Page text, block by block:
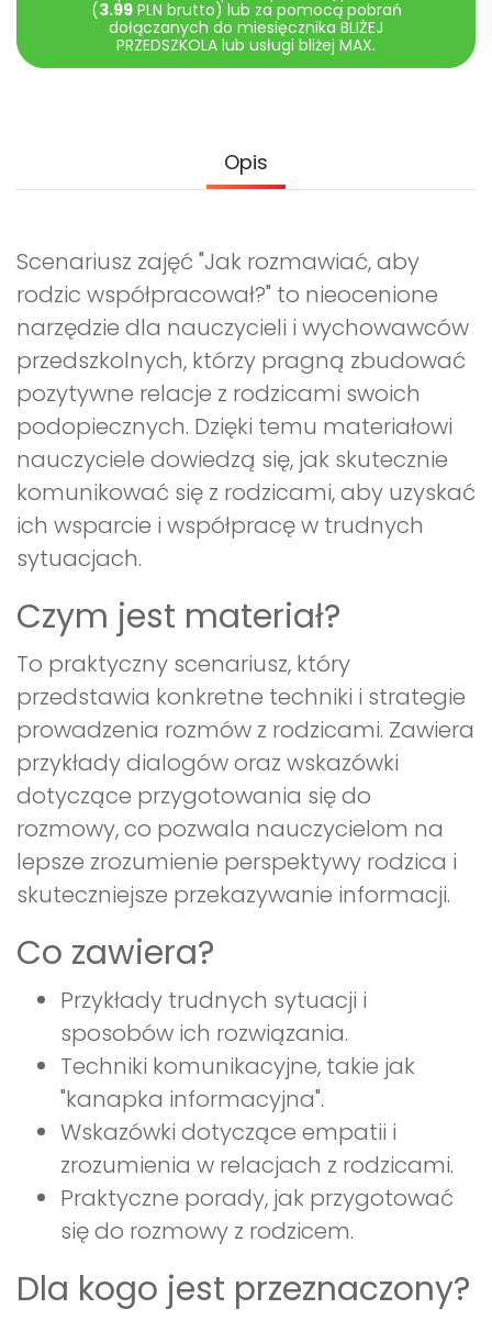
Archiwalne numery
Pomoc
Promocje
(3.99PLN brutto) lub za pomocą pobrań
dołączanych do miesięcznika BLIŻEJ
PRZEDSZKOLA lub usługi bliżej MAX.
Opis
Scenariusz zajęć "Jak rozmawiać, aby
rodzic współpracował?" to nieocenione
narzędzie dla nauczycieli i wychowawców
przedszkolnych, którzy pragną zbudować
pozytywne relacje z rodzicami swoich
podopiecznych. Dzięki temu materiałowi
nauczyciele dowiedzą się, jak skutecznie
komunikować się z rodzicami, aby uzyskać
ich wsparcie i współpracę w trudnych
sytuacjach.
Czym jest materiał?
To praktyczny scenariusz, który
przedstawia konkretne techniki i strategie
prowadzenia rozmów z rodzicami. Zawiera
przykłady dialogów oraz wskazówki
dotyczące przygotowania się do
rozmowy, co pozwala nauczycielom na
lepsze zrozumienie perspektywy rodzica i
skuteczniejsze przekazywanie informacji.
Co zawiera?
Przykłady trudnych sytuacji i
sposobów ich rozwiązania.
Techniki komunikacyjne, takie jak
"kanapka informacyjna".
Wskazówki dotyczące empatii i
zrozumienia w relacjach z rodzicami.
Praktyczne porady, jak przygotować
się do rozmowy z rodzicem.
Dla kogo jest przeznaczony?